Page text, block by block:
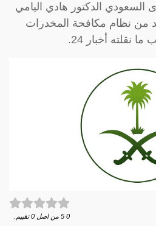
الدكتور هادي اليامي
من نظام مكافحة المخدرات
نقلته أخبار 24.
0
5 من اصل 0 تقييم.